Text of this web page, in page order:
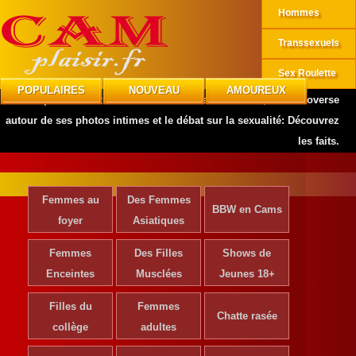
POPULAIRES NOUVEAU AMOUREUX
Hommes
Transsexuels
Sex Roulette
CAMplaisir»Actrices de Cinéma»Isabella Chow, la controverse
autour de ses photos intimes et le débat sur la sexualité: Découvrez
les faits.
Femmes au
foyer
Des Femmes
Asiatiques
BBW en Cams
Femmes
Enceintes
Des Filles
Musclées
Shows de
Jeunes 18+
Filles du
collège
Femmes
adultes
Chatte rasée